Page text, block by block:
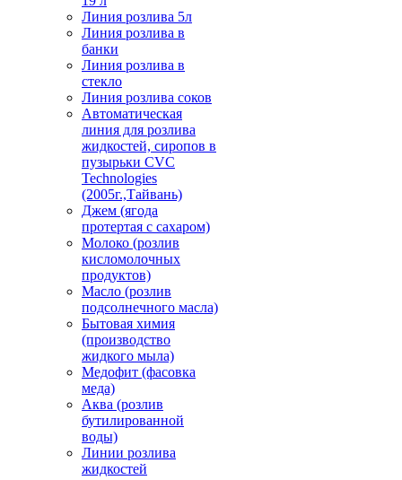
Линия розлива 5л
Линия розлива в
банки
Линия розлива в
стекло
Линия розлива соков
Автоматическая
линия для розлива
жидкостей, сиропов в
пузырьки CVC
Technologies
(2005г.,Тайвань)
Джем (ягода
протертая с сахаром)
Молоко (розлив
кисломолочных
продуктов)
Масло (розлив
подсолнечного масла)
Бытовая химия
(производство
жидкого мыла)
Медофит (фасовка
меда)
Аква (розлив
бутилированной
воды)
Линии розлива
жидкостей